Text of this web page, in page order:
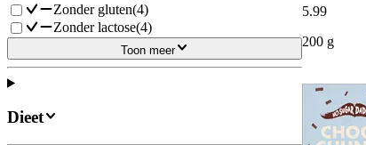
Zonder gluten(4)
Zonder lactose(4)
Toon meer
Dieet
5.99
200 g